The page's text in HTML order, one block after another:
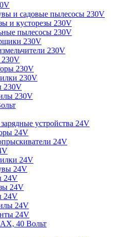
и садовые пылесосы 230V
и кусторезы 230V
пылесосы 230V
230V
230V
230V
230V
230V
230V
230V
устройства 24V
24V
24V
24V
24V
24V
24V
24V
24V
24V
40 Вольт